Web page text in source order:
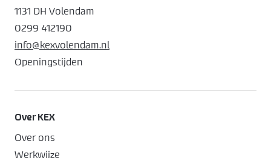
Over KEX
Over ons
Werkwijze
1131 DH Volendam
0299 412190
info@kexvolendam.nl
Openingstijden